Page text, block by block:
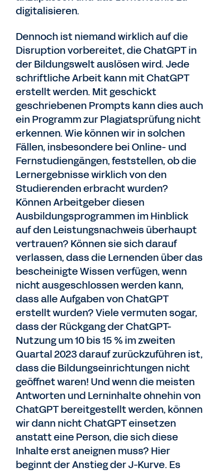
digitalisieren.
Dennoch ist niemand wirklich auf die
Disruption vorbereitet, die ChatGPT in
der Bildungswelt auslösen wird. Jede
schriftliche Arbeit kann mit ChatGPT
erstellt werden. Mit geschickt
geschriebenen Prompts kann dies auch
ein Programm zur Plagiatsprüfung nicht
erkennen. Wie können wir in solchen
Fällen, insbesondere bei Online- und
Fernstudiengängen, feststellen, ob die
Lernergebnisse wirklich von den
Studierenden erbracht wurden?
Können Arbeitgeber diesen
Ausbildungsprogrammen im Hinblick
auf den Leistungsnachweis überhaupt
vertrauen? Können sie sich darauf
verlassen, dass die Lernenden über das
bescheinigte Wissen verfügen, wenn
nicht ausgeschlossen werden kann,
dass alle Aufgaben von ChatGPT
erstellt wurden? Viele vermuten sogar,
dass der Rückgang der ChatGPT-
Nutzung um 10 bis 15 % im zweiten
Quartal 2023 darauf zurückzuführen ist,
dass die Bildungseinrichtungen nicht
geöffnet waren! Und wenn die meisten
Antworten und Lerninhalte ohnehin von
ChatGPT bereitgestellt werden, können
wir dann nicht ChatGPT einsetzen
anstatt eine Person, die sich diese
Inhalte erst aneignen muss? Hier
beginnt der Anstieg der J-Kurve. Es